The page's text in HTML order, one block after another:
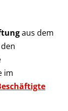
aus dem
im